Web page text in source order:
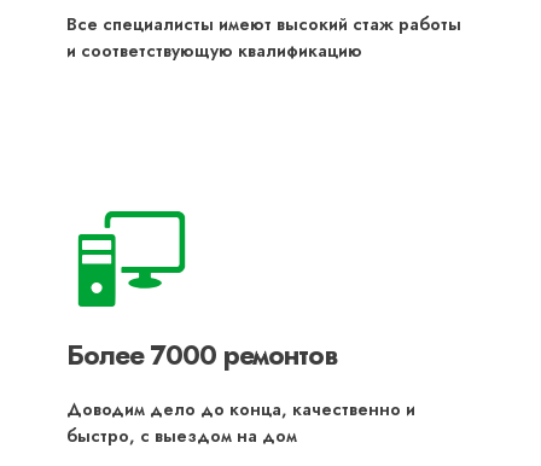
Все специалисты имеют высокий стаж работы
и соответствующую квалификацию
Более 7000 ремонтов
Доводим дело до конца, качественно и
быстро, с выездом на дом